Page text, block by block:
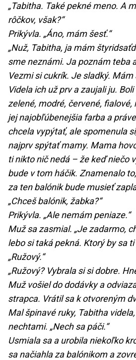
„Tabitha. Také pekné meno. A
rôčkov, však?“
Prikývla. „Áno, mám šesť.“
„Nuž, Tabitha, ja mám
sme neznámi. Ja poznám teba
Vezmi si cukrík. Je sladký. Mám
Videla ich už prv a zaujali ju.
zelené, modré, červené, fialové,
jej najobľúbenejšia farba a
chcela vypýtať, ale spomenula
najprv spýtať mamy. Mama
ti nikto nič nedá – že keď niečo
bude v tom háčik. Znamenalo
za ten balónik bude musieť
„Chceš balónik, žabka?“
Prikývla. „Ale nemám peniaze.“
Muž sa zasmial. „Je zadarmo,
lebo si taká pekná. Ktorý by sa ti
„Ružový.“
„Ružový? Vybrala si si dobre.
Muž vošiel do dodávky a
strapca. Vrátil sa k otvoreným
Mal špinavé ruky, Tabitha
nechtami. „Nech sa páči.“
Usmiala sa a urobila niekoľko
sa načiahla za balónikom a